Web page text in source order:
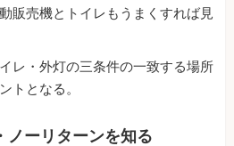
販売機とトイレもうまくすれば見
レ・外灯の三条件の一致する場所
トとなる。
ノーリターンを知る